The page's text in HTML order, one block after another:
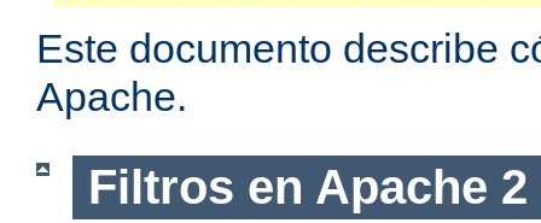
Este documento describe
Apache.
Filtros en Apache 2